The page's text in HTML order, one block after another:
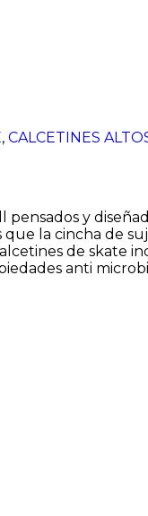
, CALCETINES
y
la cincha de
de
anti